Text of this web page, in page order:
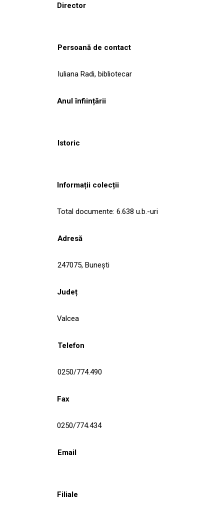
Director
Persoană de contact
Iuliana Radi, bibliotecar
Anul înființării
Istoric
Informații colecții
Total documente: 6.638 u.b.-uri
Adresă
247075, Buneşti
Județ
Valcea
Telefon
0250/774.490
Fax
0250/774.434
Email
Filiale